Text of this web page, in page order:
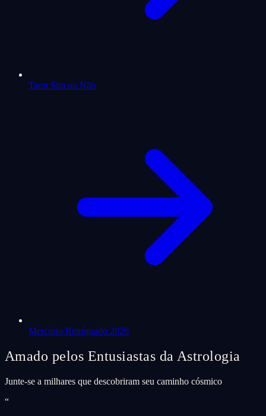
Tarot Sim ou Não
Mercúrio Retrógrado 2026
Amado pelos Entusiastas da Astrologia
Junte-se a milhares que descobriram seu caminho cósmico
“